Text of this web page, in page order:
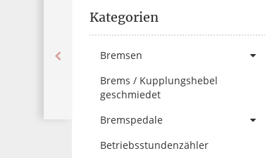
Kategorien
Bremsen
Brems / Kupplungshebel
geschmiedet
Bremspedale
Betriebsstundenzähler